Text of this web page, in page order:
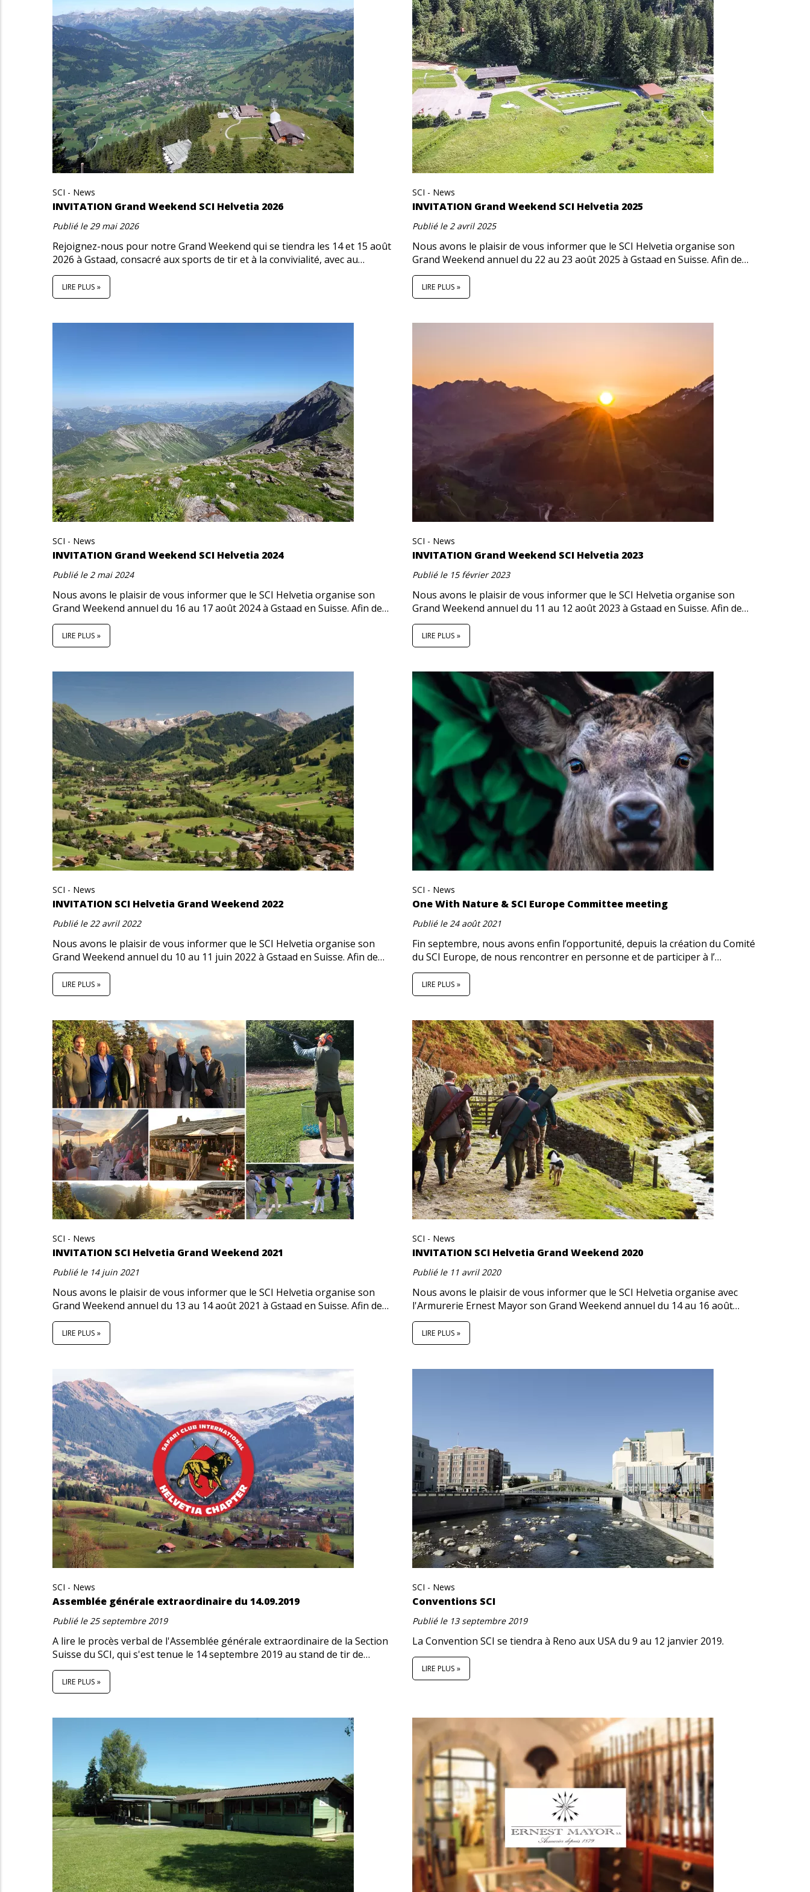
SCI - News
INVITATION Grand Weekend SCI Helvetia 2026
Publié le29 mai 2026
Rejoignez-nous pour notre Grand Weekend qui se tiendra les 14 et 15 août
2026 à Gstaad, consacré aux sports de tir et à la convivialité, avec au…
LIRE PLUS »
SCI - News
INVITATION Grand Weekend SCI Helvetia 2025
Publié le2 avril 2025
Nous avons le plaisir de vous informer que le SCI Helvetia organise son
Grand Weekend annuel du 22 au 23 août 2025 à Gstaad en Suisse. Afin de…
LIRE PLUS »
SCI - News
INVITATION Grand Weekend SCI Helvetia 2024
Publié le2 mai 2024
Nous avons le plaisir de vous informer que le SCI Helvetia organise son
Grand Weekend annuel du 16 au 17 août 2024 à Gstaad en Suisse. Afin de…
LIRE PLUS »
SCI - News
INVITATION Grand Weekend SCI Helvetia 2023
Publié le 15 février 2023
Nous avons le plaisir de vous informer que le SCI Helvetia organise son
Grand Weekend annuel du 11 au 12 août 2023 à Gstaad en Suisse. Afin de…
LIRE PLUS »
SCI - News
INVITATION SCI Helvetia Grand Weekend 2022
Publié le22 avril 2022
Nous avons le plaisir de vous informer que le SCI Helvetia organise son
Grand Weekend annuel du 10 au 11 juin 2022 à Gstaad en Suisse. Afin de…
LIRE PLUS »
SCI - News
One With Nature & SCI Europe Committee meeting
Publié le24 août 2021
Fin septembre, nous avons enfin l’opportunité, depuis la création du Comité
du SCI Europe, de nous rencontrer en personne et de participer à l’…
LIRE PLUS »
SCI - News
INVITATION SCI Helvetia Grand Weekend 2021
Publié le 14 juin 2021
Nous avons le plaisir de vous informer que le SCI Helvetia organise son
Grand Weekend annuel du 13 au 14 août 2021 à Gstaad en Suisse. Afin de…
LIRE PLUS »
SCI - News
INVITATION SCI Helvetia Grand Weekend 2020
Publié le 11 avril 2020
Nous avons le plaisir de vous informer que le SCI Helvetia organise avec
l'Armurerie Ernest Mayor son Grand Weekend annuel du 14 au 16 août…
LIRE PLUS »
SCI - News
Assemblée générale extraordinaire du 14.09.2019
Publié le25 septembre 2019
A lire le procès verbal de l'Assemblée générale extraordinaire de la Section
Suisse du SCI, qui s'est tenue le 14 septembre 2019 au stand de tir de…
LIRE PLUS »
SCI - News
Conventions SCI
Publié le 13 septembre 2019
La Convention SCI se tiendra à Reno aux USA du 9 au 12 janvier 2019.
LIRE PLUS »